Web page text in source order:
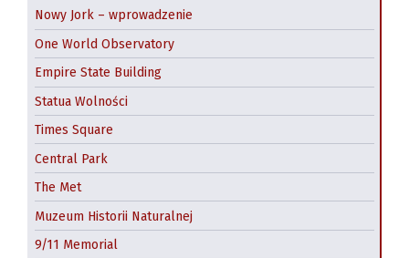
Nowy Jork – wprowadzenie
One World Observatory
Empire State Building
Statua Wolności
Times Square
Central Park
The Met
Muzeum Historii Naturalnej
9/11 Memorial